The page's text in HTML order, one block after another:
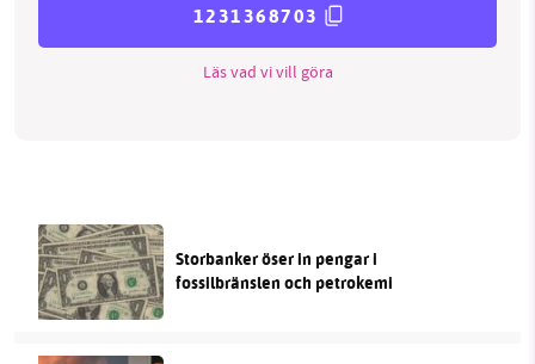
1231368703
Läs vad vi vill göra
Storbanker öser in pengar i
fossilbränslen och petrokemi